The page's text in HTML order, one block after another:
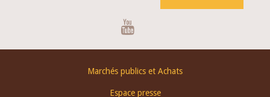
Marchés publics et Achats
Espace presse